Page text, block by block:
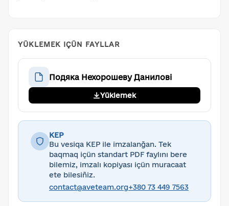
YÜKLEMEK IÇÜN FAYLLAR
Подяка Нехорошеву Данилові
Yüklemek
KEP
Bu vesiqa KEP ile imzalanğan. Tek
baqmaq içün standart PDF faylını bere
bilemiz, imzalı kopiyası içün muracaat
ete bilesiñiz.
contact@aveteam.org+380 73 449 7563